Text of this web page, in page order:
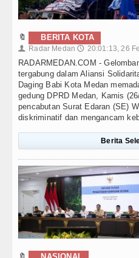
🔖 BERITA KOTA
👤 Radar Medan 🕔 20:01:13, 26
RADARMEDAN.COM -
tergabung dalam Aliansi
Daging Babi Kota Medan
gedung DPRD Medan, Kamis
pencabutan Surat Edaran (SE)
diskriminatif dan mengancam
Berita